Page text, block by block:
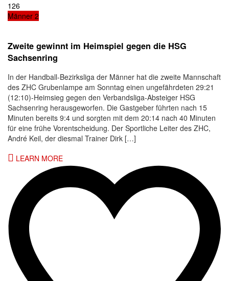
126
Männer 2
Zweite gewinnt im Heimspiel gegen die HSG
Sachsenring
In der Handball-Bezirksliga der Männer hat die zweite Mannschaft
des ZHC Grubenlampe am Sonntag einen ungefährdeten 29:21
(12:10)-Heimsieg gegen den Verbandsliga-Absteiger HSG
Sachsenring herausgeworfen. Die Gastgeber führten nach 15
Minuten bereits 9:4 und sorgten mit dem 20:14 nach 40 Minuten
für eine frühe Vorentscheidung. Der Sportliche Leiter des ZHC,
André Keil, der diesmal Trainer Dirk […]
LEARN MORE